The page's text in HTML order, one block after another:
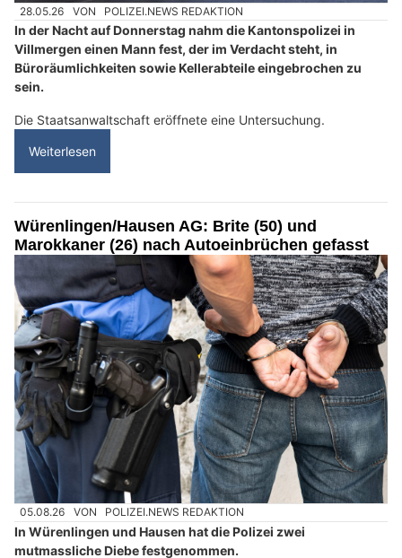
28.05.26 VON POLIZEI.NEWS REDAKTION
In der Nacht auf Donnerstag nahm die Kantonspolizei in
Villmergen einen Mann fest, der im Verdacht steht, in
Büroräumlichkeiten sowie Kellerabteile eingebrochen zu
sein.
Die Staatsanwaltschaft eröffnete eine Untersuchung.
Weiterlesen
Würenlingen/Hausen AG: Brite (50) und
Marokkaner (26) nach Autoeinbrüchen gefasst
05.08.26 VON POLIZEI.NEWS REDAKTION
In Würenlingen und Hausen hat die Polizei zwei
mutmassliche Diebe festgenommen.